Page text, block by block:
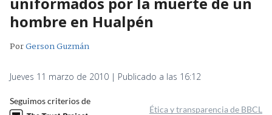
hombre en Hualpén
PorGerson Guzmán
Jueves 11 marzo de 2010 | Publicado a las 16:12
Seguimos criterios de
Ética y transparencia de BBCL